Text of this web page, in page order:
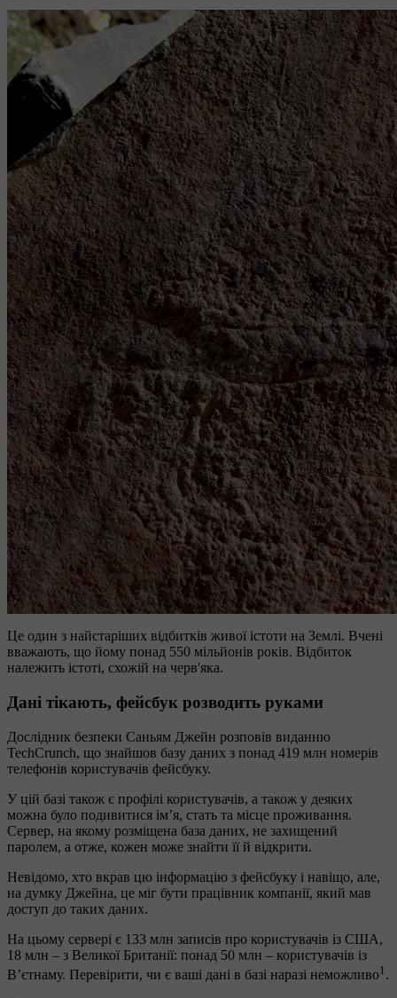
Це один з найстаріших відбитків живої істоти на Землі. Вчені
вважають, що йому понад 550 мільйонів років. Відбиток
належить істоті, схожій на черв'яка.
Дані тікають, фейсбук розводить руками
Дослідник безпеки Саньям Джейн розповів виданню
TechCrunch, що знайшов базу даних з понад 419 млн номерів
телефонів користувачів фейсбуку.
У цій базі також є профілі користувачів, а також у деяких
можна було подивитися ім’я, стать та місце проживання.
Сервер, на якому розміщена база даних, не захищений
паролем, а отже, кожен може знайти її й відкрити.
Невідомо, хто вкрав цю інформацію з фейсбуку і навіщо, але,
на думку Джейна, це міг бути працівник компанії, який мав
доступ до таких даних.
На цьому сервері є 133 млн записів про користувачів із США,
18 млн – з Великої Британії: понад 50 млн – користувачів із
В’єтнаму. Перевірити, чи є ваші дані в базі наразі неможливо1 .